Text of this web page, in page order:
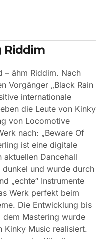
Riddim
– ähm Riddim. Nach
Vorgänger „Black Rain
internationale
die Leute von Kinky
von Locomotive
nach: „Beware Of
ist eine digitale
aktuellen Dancehall
dunkel und wurde durch
„echte“ Instrumente
Werk perfekt beim
Die Entwicklung bis
dem Mastering wurde
Kinky Music realisiert.